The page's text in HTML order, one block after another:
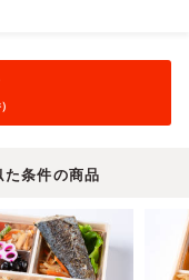
条件の商品